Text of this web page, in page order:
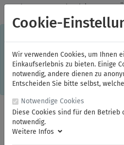
✓Jeden Monat starke Aktionen ✓
Kostenlose Lieferung im Inland ab
Einkaufserlebnis. Dabei werden
Informationen oder die
gespeichert. Ohne Cookies ist der
Online-Shops eingeschränkt. Sind
einverstanden, klicken Sie bitte hier.
Cookie-
Wir verwenden Cookies, um Ihnen
Einkaufserlebnis zu bieten. Einige
notwendig, andere dienen zu
Entscheiden Sie bitte selbst,
Notwendige Cookies
Diese Cookies sind für den Betrieb
notwendig.
Weitere Infos